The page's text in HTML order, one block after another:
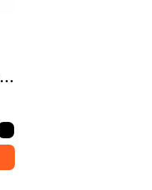
Sagaform Nils stalen fles Splash 500ml